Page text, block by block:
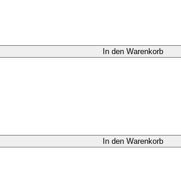
In den Warenkorb
In den Warenkorb